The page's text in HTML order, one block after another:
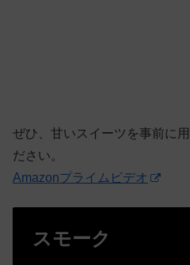
ぜひ、甘いスイーツを事前に
ださい。
Amazonプライムビデオ
スモーク